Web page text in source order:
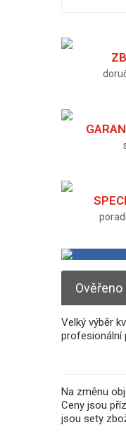
Velký výběr
profesionální
Na změnu
Ceny jsou
jsou sety